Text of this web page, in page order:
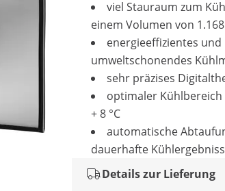
viel Stauraum zum
einem Volumen von
energieeffizientes und
umweltschonendes
sehr präzises
optimaler Kühlbereich
+ 8 °C
automatische
dauerhafte
Details zur Lieferung